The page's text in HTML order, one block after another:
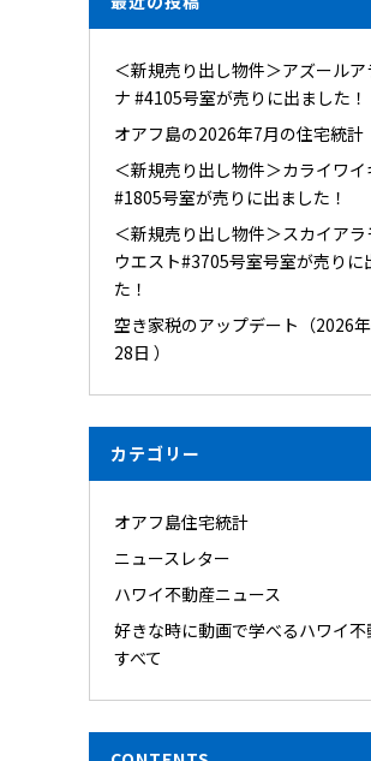
＜新規売り出し物件＞アズールア
ナ #4105号室が売りに出ました！
オアフ島の2026年7月の住宅統計
＜新規売り出し物件＞カライワイ
#1805号室が売りに出ました！
＜新規売り出し物件＞スカイアラ
ウエスト#3705号室号室が売りに
た！
空き家税のアップデート（2026
28日 ）
カテゴリー
オアフ島住宅統計
ニュースレター
ハワイ不動産ニュース
好きな時に動画で学べるハワイ不
すべて